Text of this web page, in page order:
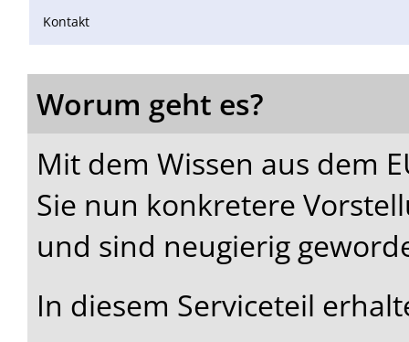
Kontakt
Worum geht es?
Mit dem Wissen aus dem
Sie nun konkretere
und sind neugierig
In diesem Serviceteil